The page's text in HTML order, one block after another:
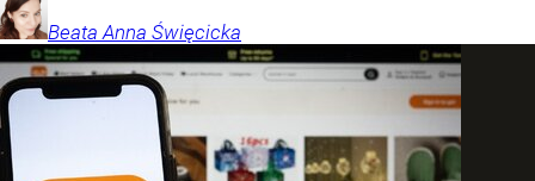
Beata Anna Święcicka